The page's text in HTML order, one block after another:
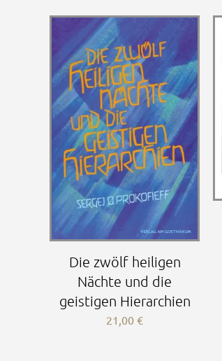
Die zwölf heiligen
Nächte und die
geistigen Hierarchien
21,00€